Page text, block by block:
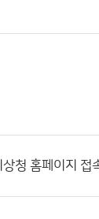
청 홈페이지